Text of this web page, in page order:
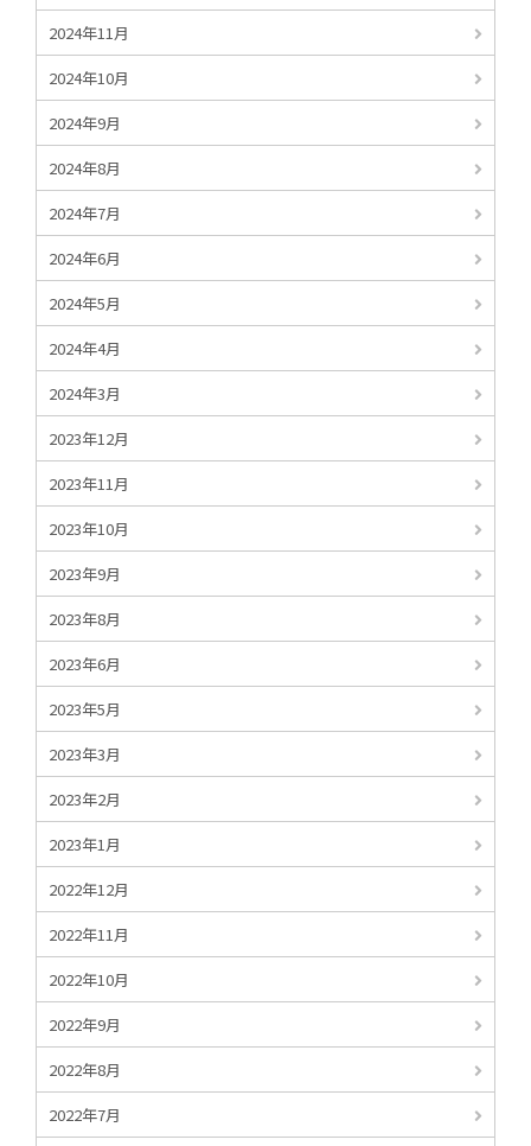
2024年11月
2024年10月
2024年9月
2024年8月
2024年7月
2024年6月
2024年5月
2024年4月
2024年3月
2023年12月
2023年11月
2023年10月
2023年9月
2023年8月
2023年6月
2023年5月
2023年3月
2023年2月
2023年1月
2022年12月
2022年11月
2022年10月
2022年9月
2022年8月
2022年7月